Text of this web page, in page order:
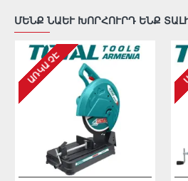
ՄԵՆՔ ՆԱԵՒ ԽՈՐՀՈՒՐԴ ԵՆՔ
ԱՌԿԱ ՉԷ